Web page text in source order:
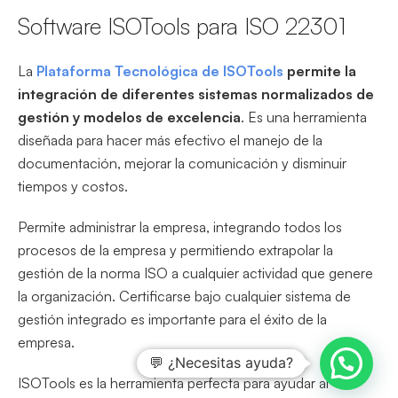
Software ISOTools para ISO 22301
La Plataforma Tecnológica de ISOTools permite la
integración de diferentes sistemas normalizados de
gestión y modelos de excelencia. Es una herramienta
diseñada para hacer más efectivo el manejo de la
documentación, mejorar la comunicación y disminuir
tiempos y costos.
Permite administrar la empresa, integrando todos los
procesos de la empresa y permitiendo extrapolar la
gestión de la norma ISO a cualquier actividad que genere
la organización. Certificarse bajo cualquier sistema de
gestión integrado es importante para el éxito de la
empresa.
ISOTools es la herramienta perfecta para ayudar al
💬 ¿Necesitas ayuda?